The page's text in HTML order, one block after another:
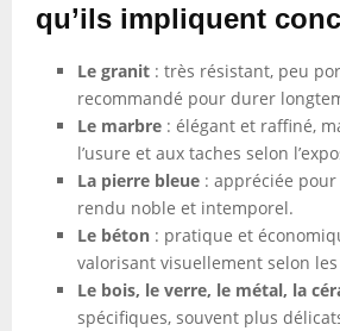
qu’ils impliquent
Le granit : très résistant, peu
recommandé pour durer
Le marbre : élégant et raffiné,
l’usure et aux taches selon
La pierre bleue : appréciée
rendu noble et intemporel.
Le béton : pratique et
valorisant visuellement selon
Le bois, le verre, le métal, la
spécifiques, souvent plus